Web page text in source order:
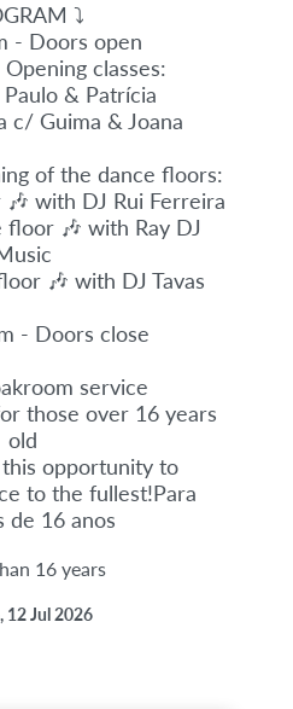
⤵️
- Doors open
classes:
& Patrícia
c/ Guima & Joana
of the dance floors:
🎶 with DJ Rui Ferreira
floor 🎶 with Ray DJ
🎶 with DJ Tavas
- Doors close
service
those over 16 years
old
this opportunity to
to the fullest!Para
de 16 anos
16 years
12 Jul 2026